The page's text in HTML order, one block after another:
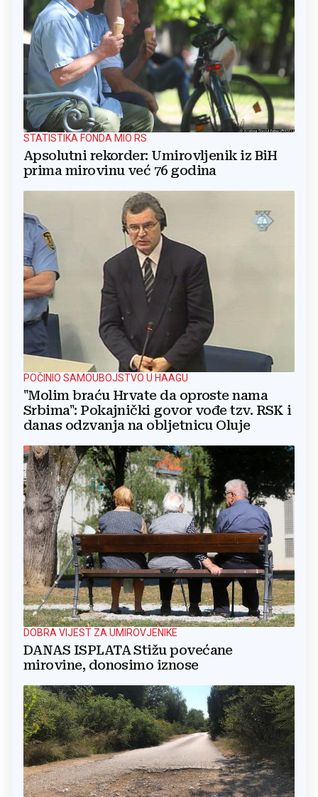
STATISTIKA FONDA MIO RS
Apsolutni rekorder: Umirovljenik iz BiH
prima mirovinu već 76 godina
POČINIO SAMOUBOJSTVO U HAAGU
"Molim braću Hrvate da oproste nama
Srbima": Pokajnički govor vođe tzv. RSK i
danas odzvanja na obljetnicu Oluje
DOBRA VIJEST ZA UMIROVJENIKE
DANAS ISPLATA Stižu povećane
mirovine, donosimo iznose